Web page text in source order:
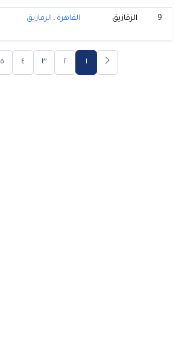
9 الزقازيق القاهرة ـ الزقازيق
١ ٢ ٣ ٤ ٥